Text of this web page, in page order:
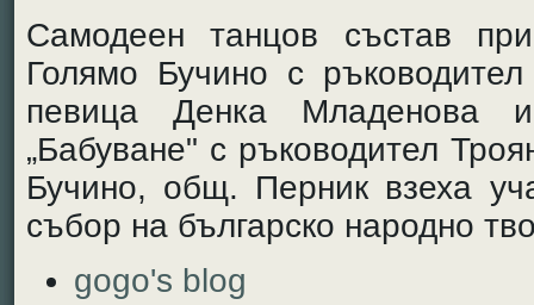
Самодеен танцов състав
Голямо Бучино с
певица Денка Младенова
„Бабуване" с ръководител
Бучино, общ. Перник взеха
събор на българско народно
gogo's blog